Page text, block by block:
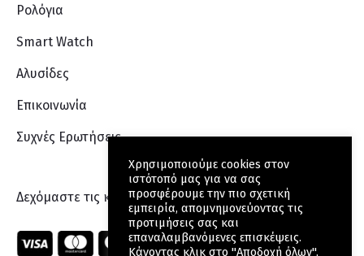
Ρολόγια
Smart Watch
Αλυσίδες
Επικοινωνία
Συχνές Ερωτήσεις
Δεχόμαστε τις κάρτες:
Χρησιμοποιούμε cookies στον
ιστότοπό μας για να σας
προσφέρουμε την πιο σχετική
εμπειρία, απομνημονεύοντας τις
προτιμήσεις σας και
επαναλαμβανόμενες επισκέψεις.
Κάνοντας κλικ στο "Αποδοχή όλων",